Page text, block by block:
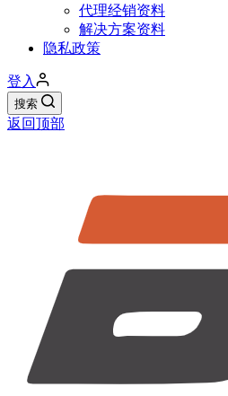
代理经销资料
解决方案资料
隐私政策
登入
搜索
返回顶部